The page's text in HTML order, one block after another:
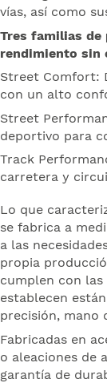
vías, así como
Tres familias
rendimiento sin
Street Comfort:
con un alto
Street
deportivo para
Track
carretera y
Lo que
se fabrica a
a las
propia
cumplen con las
establecen
precisión, mano
Fabricadas en
o aleaciones de
garantía de